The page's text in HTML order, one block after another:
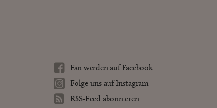
Fan werden auf Facebook
Folge uns auf Instagram
RSS-Feed abonnieren